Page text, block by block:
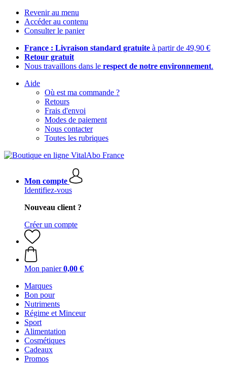
Revenir au menu
Accéder au contenu
Consulter le panier
France : Livraison standard gratuite à partir de 49,90 €
Retour gratuit
Nous travaillons dans le respect de notre environnement.
Aide
Où est ma commande ?
Retours
Frais d'envoi
Modes de paiement
Nous contacter
Toutes les rubriques
Mon compte
Identifiez-vous
Nouveau client ?
Créer un compte
Mon panier 0,00 €
Marques
Bon pour
Nutriments
Régime et Minceur
Sport
Alimentation
Cosmétiques
Cadeaux
Promos